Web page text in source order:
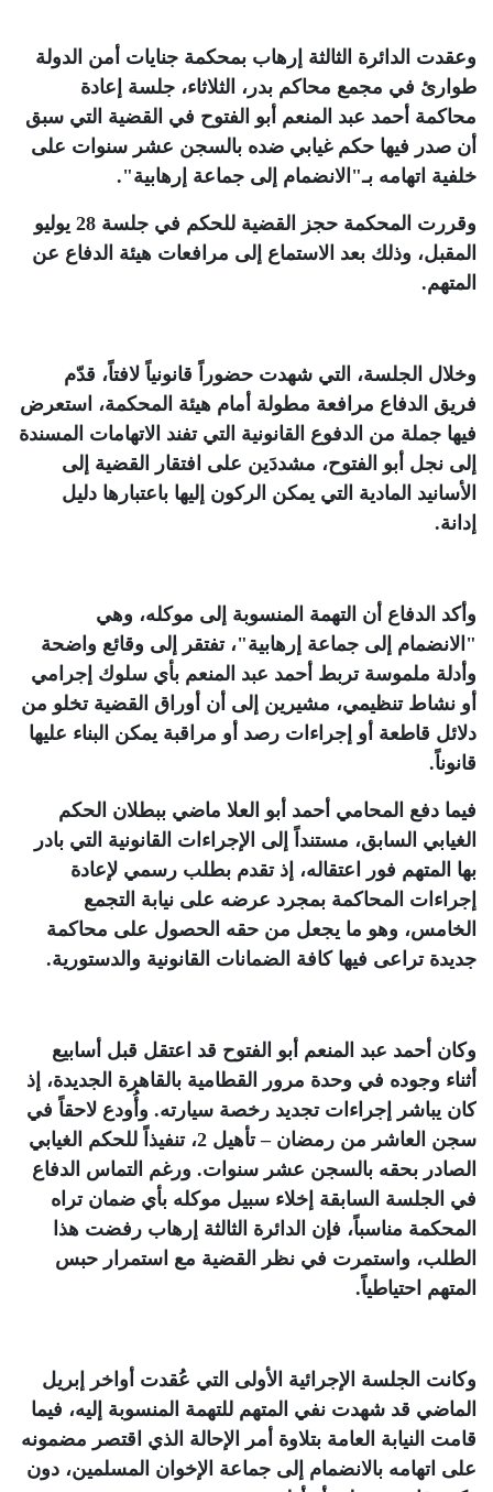
وعقدت الدائرة الثالثة إرهاب بمحكمة جنايات أمن الدولة
طوارئ في مجمع محاكم بدر، الثلاثاء، جلسة إعادة
محاكمة أحمد عبد المنعم أبو الفتوح في القضية التي سبق
أن صدر فيها حكم غيابي ضده بالسجن عشر سنوات على
خلفية اتهامه بـ"الانضمام إلى جماعة إرهابية".
وقررت المحكمة حجز القضية للحكم في جلسة 28 يوليو
المقبل، وذلك بعد الاستماع إلى مرافعات هيئة الدفاع عن
المتهم.
وخلال الجلسة، التي شهدت حضوراً قانونياً لافتاً، قدّم
فريق الدفاع مرافعة مطولة أمام هيئة المحكمة، استعرض
فيها جملة من الدفوع القانونية التي تفند الاتهامات المسندة
إلى نجل أبو الفتوح، مشددَين على افتقار القضية إلى
الأسانيد المادية التي يمكن الركون إليها باعتبارها دليل
إدانة.
وأكد الدفاع أن التهمة المنسوبة إلى موكله، وهي
"الانضمام إلى جماعة إرهابية"، تفتقر إلى وقائع واضحة
وأدلة ملموسة تربط أحمد عبد المنعم بأي سلوك إجرامي
أو نشاط تنظيمي، مشيرين إلى أن أوراق القضية تخلو من
دلائل قاطعة أو إجراءات رصد أو مراقبة يمكن البناء عليها
قانوناً.
فيما دفع المحامي أحمد أبو العلا ماضي ببطلان الحكم
الغيابي السابق، مستنداً إلى الإجراءات القانونية التي بادر
بها المتهم فور اعتقاله، إذ تقدم بطلب رسمي لإعادة
إجراءات المحاكمة بمجرد عرضه على نيابة التجمع
الخامس، وهو ما يجعل من حقه الحصول على محاكمة
جديدة تراعى فيها كافة الضمانات القانونية والدستورية.
وكان أحمد عبد المنعم أبو الفتوح قد اعتقل قبل أسابيع
أثناء وجوده في وحدة مرور القطامية بالقاهرة الجديدة، إذ
كان يباشر إجراءات تجديد رخصة سيارته. وأُودع لاحقاً في
سجن العاشر من رمضان – تأهيل 2، تنفيذاً للحكم الغيابي
الصادر بحقه بالسجن عشر سنوات. ورغم التماس الدفاع
في الجلسة السابقة إخلاء سبيل موكله بأي ضمان تراه
المحكمة مناسباً، فإن الدائرة الثالثة إرهاب رفضت هذا
الطلب، واستمرت في نظر القضية مع استمرار حبس
المتهم احتياطياً.
وكانت الجلسة الإجرائية الأولى التي عُقدت أواخر إبريل
الماضي قد شهدت نفي المتهم للتهمة المنسوبة إليه، فيما
قامت النيابة العامة بتلاوة أمر الإحالة الذي اقتصر مضمونه
على اتهامه بالانضمام إلى جماعة الإخوان المسلمين، دون